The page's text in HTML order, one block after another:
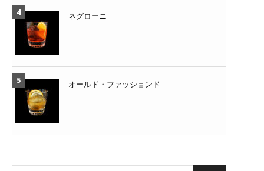
ネグローニ
オールド・ファッションド